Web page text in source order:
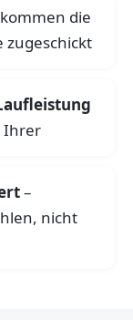
die
zugeschickt
Ihrer
–
nicht